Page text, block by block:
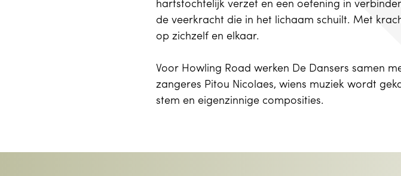
hartstochtelijk verzet en een oefening in
de veerkracht die in het lichaam schuilt. Met
op zichzelf en elkaar.
Voor Howling Road werken De Dansers samen
zangeres Pitou Nicolaes, wiens muziek wordt
stem en eigenzinnige composities.